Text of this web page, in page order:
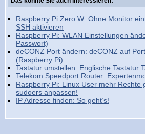
Raspberry Pi Zero W: Ohne Monitor
SSH aktivieren
Raspberry Pi: WLAN Einstellungen
Passwort)
deCONZ Port ändern: deCONZ auf
(Raspberry Pi)
Tastatur umstellen: Englische Tastatur
Telekom Speedport Router:
Raspberry Pi: Linux User mehr Rechte
sudoers anpassen!
IP Adresse finden: So geht’s!